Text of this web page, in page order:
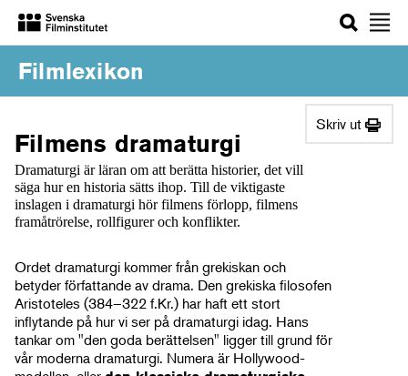
Sök
Filmlexikon
Skriv ut
Filmens dramaturgi
Dramaturgi är läran om att berätta historier, det vill
säga hur en historia sätts ihop. Till de viktigaste
inslagen i dramaturgi hör filmens förlopp, filmens
framåtrörelse, rollfigurer och konflikter.
Ordet dramaturgi kommer från grekiskan och
betyder författande av drama. Den grekiska filosofen
Aristoteles (384–322 f.Kr.) har haft ett stort
inflytande på hur vi ser på dramaturgi idag. Hans
tankar om "den goda berättelsen" ligger till grund för
vår moderna dramaturgi. Numera är Hollywood-